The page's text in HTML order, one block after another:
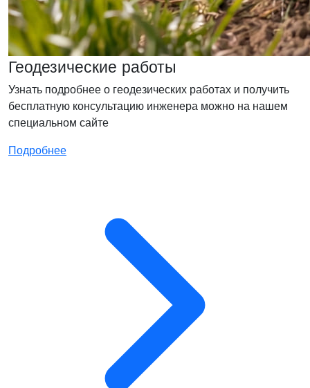
Геодезические работы
Узнать подробнее о геодезических работах и получить
бесплатную консультацию инженера можно на нашем
специальном сайте
Подробнее